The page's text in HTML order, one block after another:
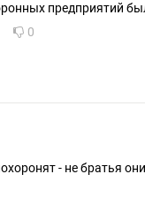
предприятий
0
- не братья